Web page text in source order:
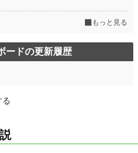
もっと見る
ードの更新履歴